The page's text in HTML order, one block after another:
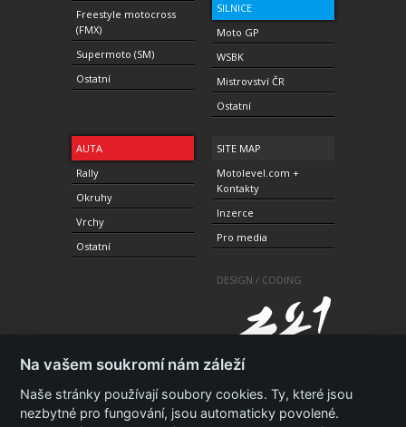
Freestyle motocross
(FMX)
Supermoto (SM)
Ostatní
SILNICE
Moto GP
WSBK
Mistrovství ČR
Ostatní
AUTA
Rally
Okruhy
Vrchy
Ostatní
SITE MAP
Motolevel.com +
Kontakty
Inzerce
Pro media
DESIGN / CODING
Na vašem soukromí nám záleží
Naše stránky používají soubory cookies. Ty, které jsou
nezbytné pro fungování, jsou automaticky povolené.